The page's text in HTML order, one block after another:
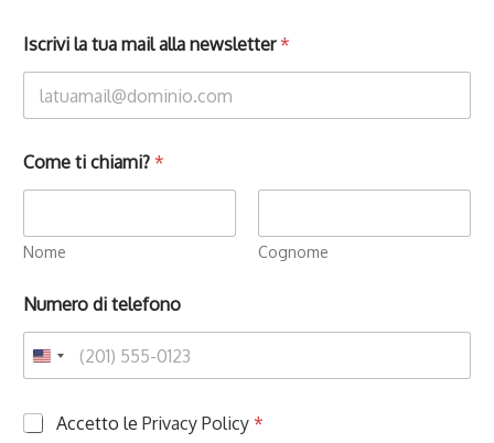
Iscrivi la tua mail alla newsletter*
Come ti chiami? *
Nome Cognome
Numero di telefono
P
Accetto le Privacy Policy *